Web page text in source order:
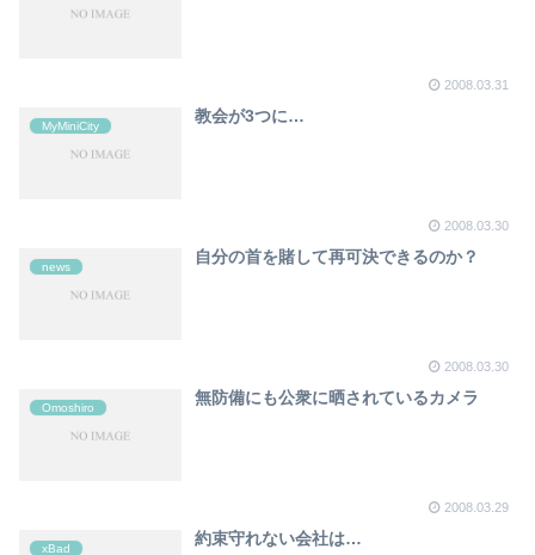
2008.03.31
MyMiniCity
教会が3つに…
2008.03.30
news
自分の首を賭して再可決できるのか？
2008.03.30
Omoshiro
無防備にも公衆に晒されているカメラ
2008.03.29
xBad
約束守れない会社は…